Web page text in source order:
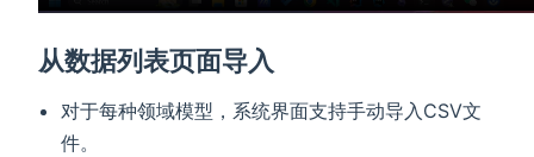
从数据列表页面导入
对于每种领域模型，系统界面支持手动导入CSV文
件。